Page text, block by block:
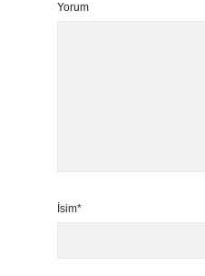
Yorum
İsim*